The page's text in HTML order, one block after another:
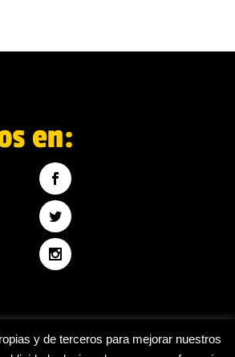
en:
y de terceros para mejorar nuestros